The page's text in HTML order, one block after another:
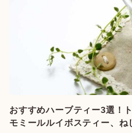
おすすめハーブティー3選！
モミールルイボスティー、ね